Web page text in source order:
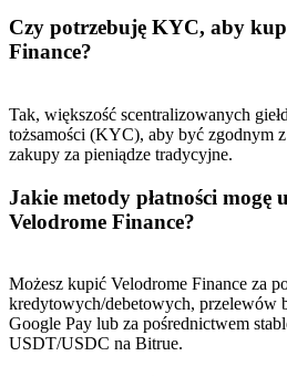
Czy potrzebuję KYC, aby
Finance?
Tak, większość scentralizowanych
tożsamości (KYC), aby być zgodnym
zakupy za pieniądze tradycyjne.
Jakie metody płatności mogę
Velodrome Finance?
Możesz kupić Velodrome Finance za
kredytowych/debetowych, przelewów
Google Pay lub za pośrednictwem
USDT/USDC na Bitrue.